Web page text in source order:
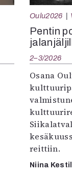
Oulu2026
Pentin
2–3/2026
Osana
reittiin.
Niina